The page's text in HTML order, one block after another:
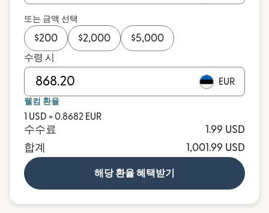
또는 금액 선택
$200 $2,000 $5,000
수령 시
EUR
웰컴 환율
1 USD = 0.8682 EUR
수수료
1.99 USD
합계
1,001.99 USD
해당 환율 혜택받기